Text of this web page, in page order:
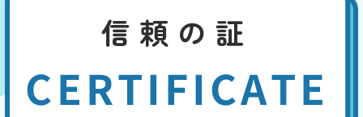
信頼の証
CERTIFICATE